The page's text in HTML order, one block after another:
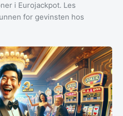
i Eurojackpot. Les
for gevinsten hos